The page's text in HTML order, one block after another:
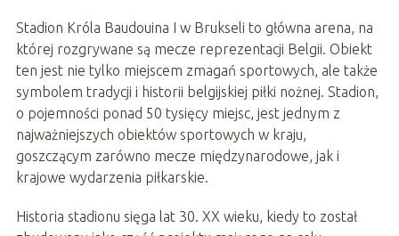
Stadion Króla Baudouina I w Brukseli to główna arena, na
której rozgrywane są mecze reprezentacji Belgii. Obiekt
ten jest nie tylko miejscem zmagań sportowych, ale także
symbolem tradycji i historii belgijskiej piłki nożnej. Stadion,
o pojemności ponad 50 tysięcy miejsc, jest jednym z
najważniejszych obiektów sportowych w kraju,
goszczącym zarówno mecze międzynarodowe, jak i
krajowe wydarzenia piłkarskie.
Historia stadionu sięga lat 30. XX wieku, kiedy to został